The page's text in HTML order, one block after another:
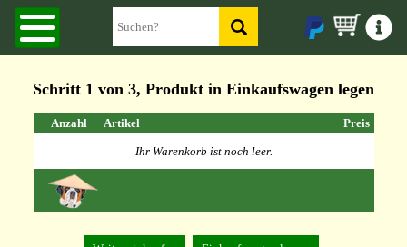
Schritt 1 von 3, Produkt in Einkaufswagen legen
Anzahl Artikel Preis
Ihr Warenkorb ist noch leer.